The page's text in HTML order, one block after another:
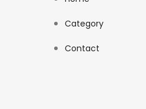
Category
Contact